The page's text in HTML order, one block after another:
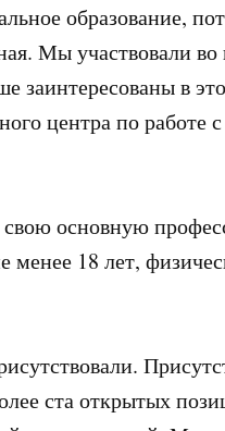
образование,
Мы участвовали во
заинтересованы в
центра по работе
свою основную
менее 18 лет,
ста открытых